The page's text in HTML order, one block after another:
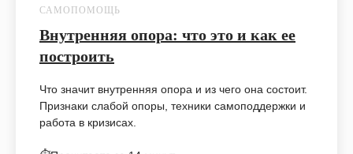
САМОПОМОЩЬ
Внутренняя опора: что это и как ее
построить
Что значит внутренняя опора и из чего она состоит.
Признаки слабой опоры, техники самоподдержки и
работа в кризисах.